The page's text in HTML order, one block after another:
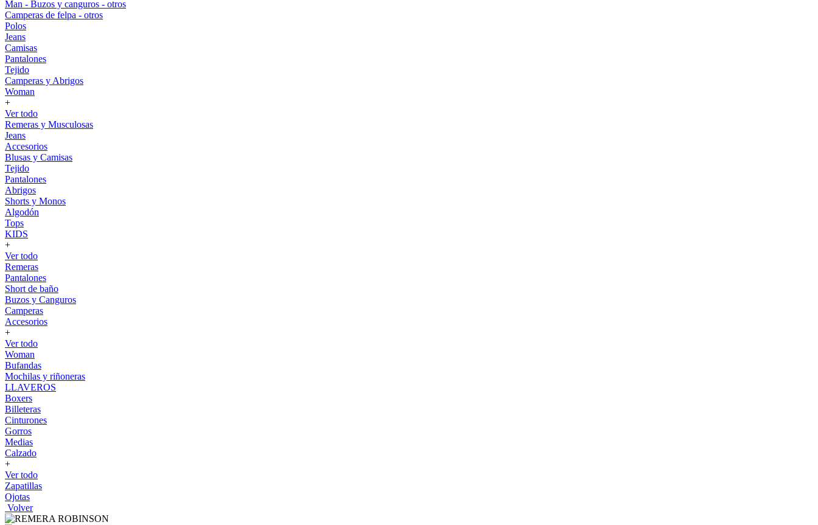
Man - Buzos y canguros - otros
Camperas de felpa - otros
Polos
Jeans
Camisas
Pantalones
Tejido
Camperas y Abrigos
Woman
+
Ver todo
Remeras y Musculosas
Jeans
Accesorios
Blusas y Camisas
Tejido
Pantalones
Abrigos
Shorts y Monos
Algodón
Tops
KIDS
+
Ver todo
Remeras
Pantalones
Short de baño
Buzos y Canguros
Camperas
Accesorios
+
Ver todo
Woman
Bufandas
Mochilas y riñoneras
LLAVEROS
Boxers
Billeteras
Cinturones
Gorros
Medias
Calzado
+
Ver todo
Zapatillas
Ojotas
Volver